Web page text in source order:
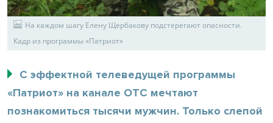
На каждом шагу Елену Щербакову подстерегают опасности.
Кадр из программы «Патриот»
С эффектной телеведущей программы
«Патриот» на канале ОТС мечтают
познакомиться тысячи мужчин. Только слепой